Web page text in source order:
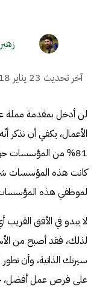
آخر تحديث 23 يناير 2018
لن أدخل بمقدمة مملة
الأعمال، يكفي أن نذكر
81% من المؤسسات
كانت هذه المؤسسات
لموظفي هذه
لا يبدو في الأفق القريب
لذلك، فقد أصبح من
سيرتك الذاتية، وأن
على فرص عمل أفضل،